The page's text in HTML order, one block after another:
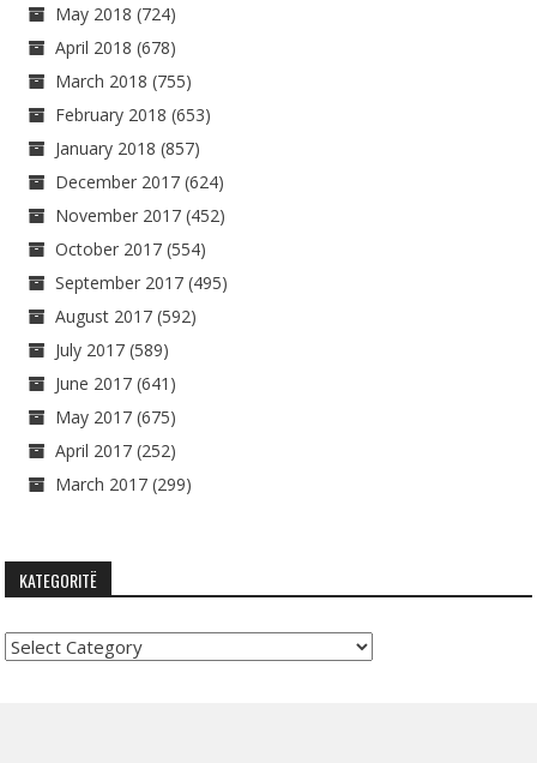
May 2018 (724)
April 2018 (678)
March 2018 (755)
February 2018 (653)
January 2018 (857)
December 2017 (624)
November 2017 (452)
October 2017 (554)
September 2017 (495)
August 2017 (592)
July 2017 (589)
June 2017 (641)
May 2017 (675)
April 2017 (252)
March 2017 (299)
KATEGORITË
Kategoritë